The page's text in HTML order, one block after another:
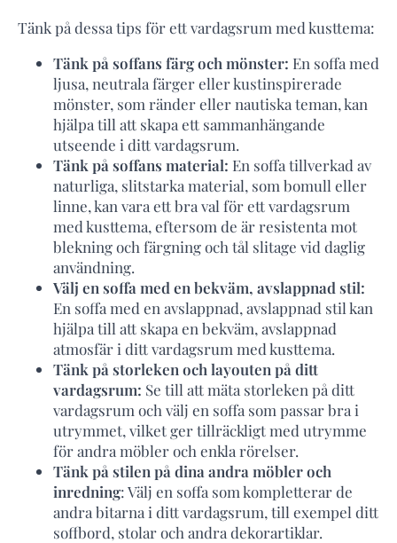
Tänk på dessa tips för ett vardagsrum med kusttema:
Tänk på soffans färg och mönster: En soffa med
ljusa, neutrala färger eller kustinspirerade
mönster, som ränder eller nautiska teman, kan
hjälpa till att skapa ett sammanhängande
utseende i ditt vardagsrum.
Tänk på soffans material: En soffa tillverkad av
naturliga, slitstarka material, som bomull eller
linne, kan vara ett bra val för ett vardagsrum
med kusttema, eftersom de är resistenta mot
blekning och färgning och tål slitage vid daglig
användning.
Välj en soffa med en bekväm, avslappnad stil:
En soffa med en avslappnad, avslappnad stil kan
hjälpa till att skapa en bekväm, avslappnad
atmosfär i ditt vardagsrum med kusttema.
Tänk på storleken och layouten på ditt
vardagsrum: Se till att mäta storleken på ditt
vardagsrum och välj en soffa som passar bra i
utrymmet, vilket ger tillräckligt med utrymme
för andra möbler och enkla rörelser.
Tänk på stilen på dina andra möbler och
inredning: Välj en soffa som kompletterar de
andra bitarna i ditt vardagsrum, till exempel ditt
soffbord, stolar och andra dekorartiklar.